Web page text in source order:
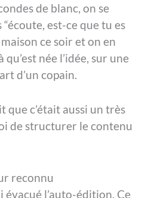
de blanc, on se
est-ce que tu es
ce soir et on en
qu’est née l’idée, sur une
d’un copain.
que c’était aussi un très
de structurer le contenu
reconnu
évacué l’auto-édition. Ce